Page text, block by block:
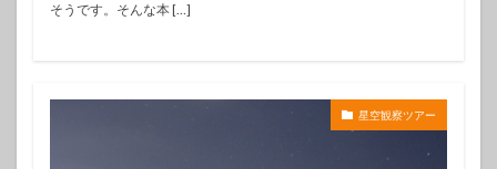
そうです。そんな本 […]
星空観察ツアー